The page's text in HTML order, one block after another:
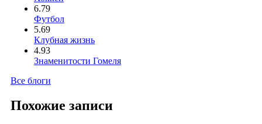
6.79
Футбол
5.69
Клубная жизнь
4.93
Знаменитости Гомеля
Все блоги
Похожие записи